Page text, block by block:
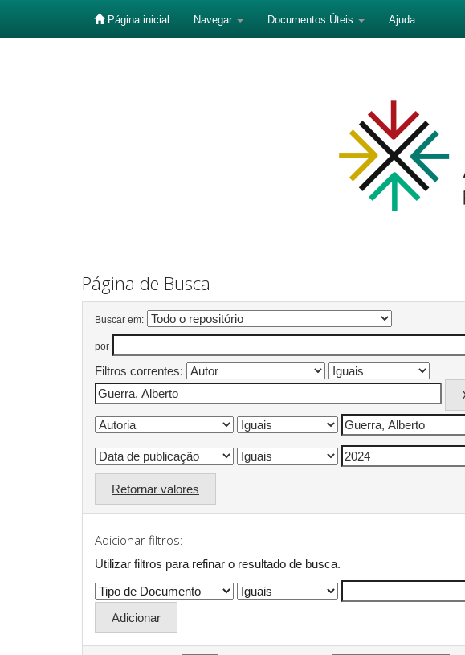
Página inicial Navegar Documentos Úteis Ajuda
Página de Busca
Buscar em:
por
Filtros correntes:
Retornar valores
Adicionar filtros:
Utilizar filtros para refinar o resultado de busca.